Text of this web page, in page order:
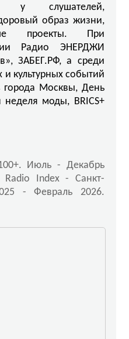
у слушателей,
образ жизни,
проекты. При
Радио ЭНЕРДЖИ
ЗАБЕГ.РФ, а среди
культурных событий
Москвы, День
моды, BRICS+
Июль - Декабрь
Radio Index - Санкт-
- Февраль 2026.